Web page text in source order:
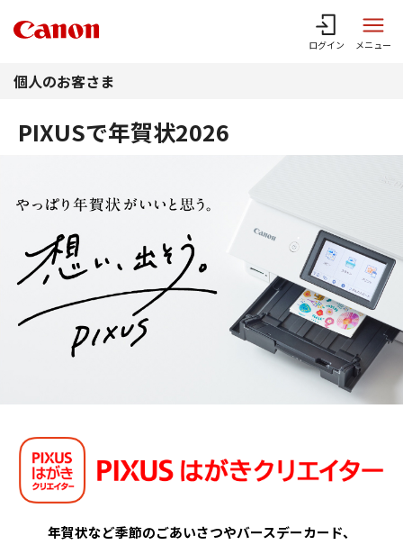
ログイン メニュー
個人のお客さま
PIXUSで年賀状2026
年賀状など季節のごあいさつやバースデーカード、